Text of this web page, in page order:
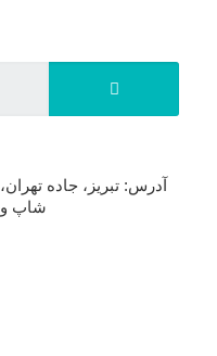
آدرس: تبریز، جاده
شاپ